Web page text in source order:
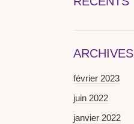
ARCHIVES
février 2023
juin 2022
janvier 2022